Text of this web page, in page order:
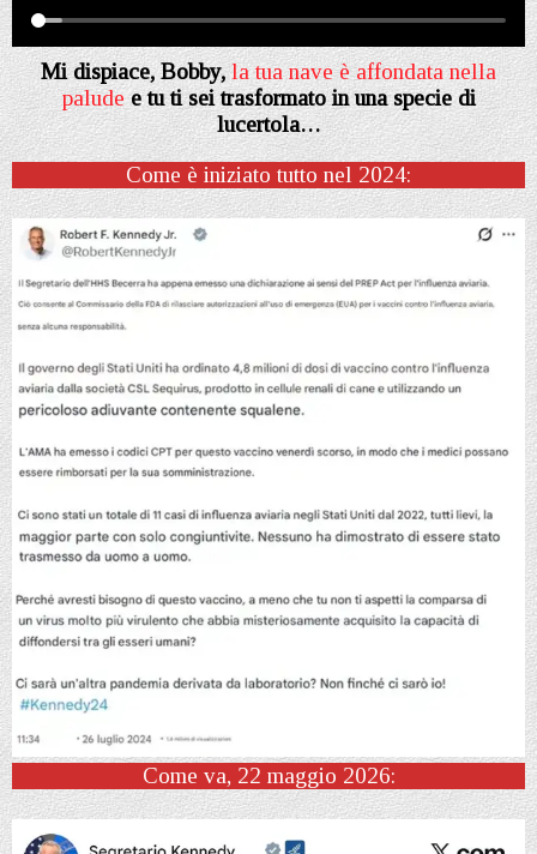
Mi dispiace, Bobby, la tua nave è affondata nella
palude e tu ti sei trasformato in una specie di
lucertola…
Come è iniziato tutto nel 2024:
Come va, 22 maggio 2026: